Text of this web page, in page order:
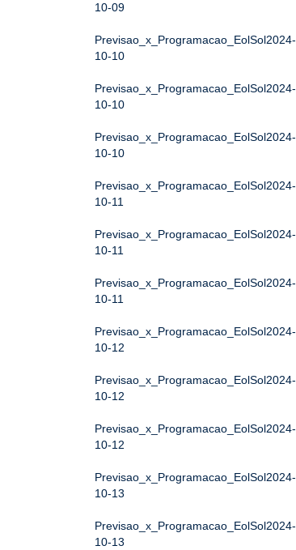
10-09
Previsao_x_Programacao_EolSol2024-
10-10
Previsao_x_Programacao_EolSol2024-
10-10
Previsao_x_Programacao_EolSol2024-
10-10
Previsao_x_Programacao_EolSol2024-
10-11
Previsao_x_Programacao_EolSol2024-
10-11
Previsao_x_Programacao_EolSol2024-
10-11
Previsao_x_Programacao_EolSol2024-
10-12
Previsao_x_Programacao_EolSol2024-
10-12
Previsao_x_Programacao_EolSol2024-
10-12
Previsao_x_Programacao_EolSol2024-
10-13
Previsao_x_Programacao_EolSol2024-
10-13